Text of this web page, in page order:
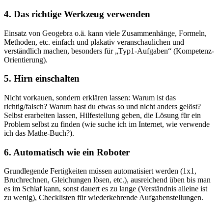
4. Das richtige Werkzeug verwenden
Einsatz von Geogebra o.ä. kann viele Zusammenhänge, Formeln,
Methoden, etc. einfach und plakativ veranschaulichen und
verständlich machen, besonders für „Typ1-Aufgaben“ (Kompetenz-
Orientierung).
5. Hirn einschalten
Nicht vorkauen, sondern erklären lassen: Warum ist das
richtig/falsch? Warum hast du etwas so und nicht anders gelöst?
Selbst erarbeiten lassen, Hilfestellung geben, die Lösung für ein
Problem selbst zu finden (wie suche ich im Internet, wie verwende
ich das Mathe-Buch?).
6. Automatisch wie ein Roboter
Grundlegende Fertigkeiten müssen automatisiert werden (1x1,
Bruchrechnen, Gleichungen lösen, etc.), ausreichend üben bis man
es im Schlaf kann, sonst dauert es zu lange (Verständnis alleine ist
zu wenig), Checklisten für wiederkehrende Aufgabenstellungen.